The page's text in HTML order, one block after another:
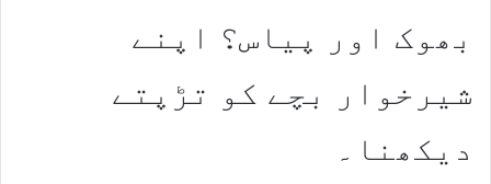
بھوک اور پیاس؟ اپنے
شیرخوار بچے کو تڑپتے
دیکھنا۔